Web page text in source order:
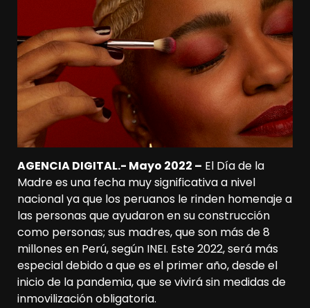
AGENCIA DIGITAL.- Mayo 2022 – El Día de la
Madre es una fecha muy significativa a nivel
nacional ya que los peruanos le rinden homenaje a
las personas que ayudaron en su construcción
como personas; sus madres, que son más de 8
millones en Perú, según INEI. Este 2022, será más
especial debido a que es el primer año, desde el
inicio de la pandemia, que se vivirá sin medidas de
inmovilización obligatoria.